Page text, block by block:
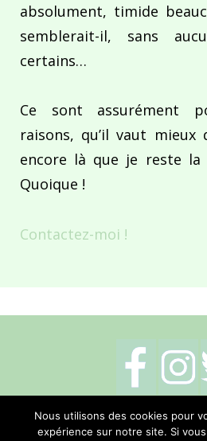
absolument, timide
semblerait-il, sans
certains…
Ce sont assurément
raisons, qu’il vaut mieux
encore là que je reste la
Quoique !
Contactez-moi !
Mentions légales-
Nous utilisons des cookies pour
expérience sur notre site. Si